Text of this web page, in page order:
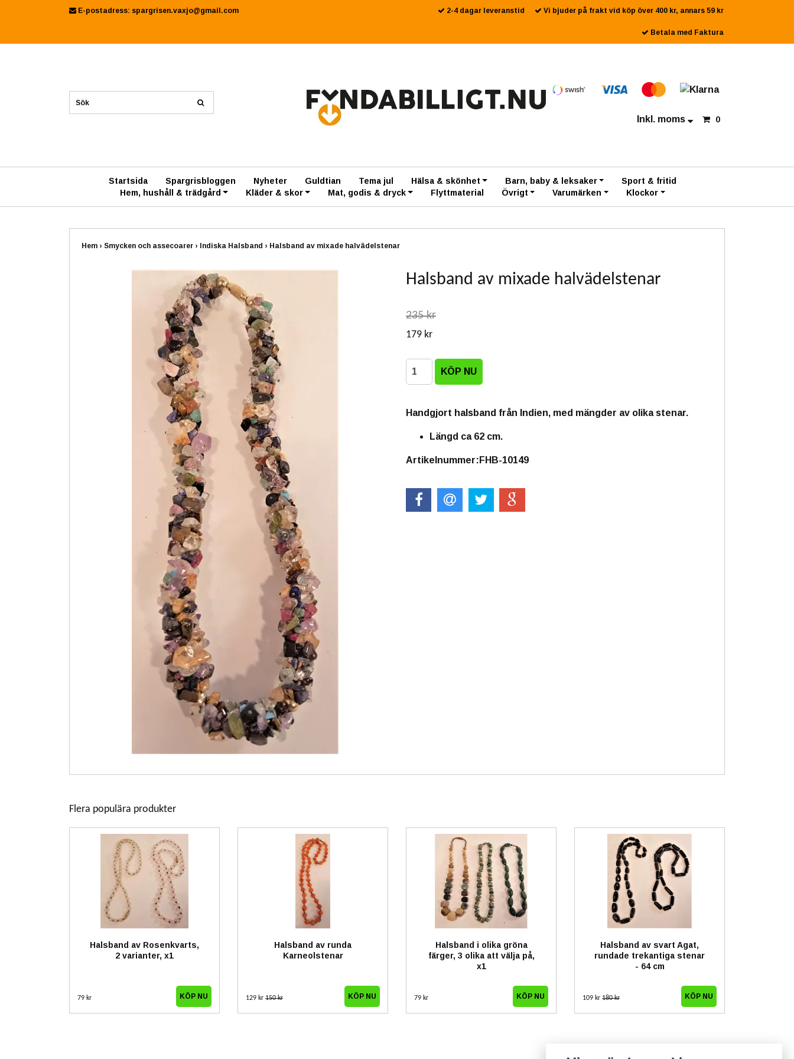
E-postadress: spargrisen.vaxjo@gmail.com 2-4 dagar leveranstid Vi bjuder på frakt vid köp över 400 kr, annars 59 kr
Betala med Faktura
Inkl. moms 0
Startsida Spargrisbloggen Nyheter Guldtian Tema jul Hälsa & skönhet Barn, baby & leksaker
Sport & fritid
Hem, hushåll & trädgård
Kläder & skor Mat, godis & dryck Flyttmaterial Övrigt Varumärken Klockor
Hem › Smycken och assecoarer › Indiska Halsband › Halsband av mixade halvädelstenar
Halsband av mixade halvädelstenar
235 kr
179 kr
Handgjort halsband från Indien, med mängder av olika stenar.
Längd ca 62 cm.
Artikelnummer:FHB-10149
Flera populära produkter
Halsband av Rosenkvarts,
2 varianter, x1
79 kr KÖP NU
Halsband av runda
Karneolstenar
129 kr 150 kr
Halsband i olika gröna
färger, 3 olika att välja på,
x1
79 kr KÖP NU
Halsband av svart Agat,
rundade trekantiga stenar
- 64 cm
109 kr 180 kr